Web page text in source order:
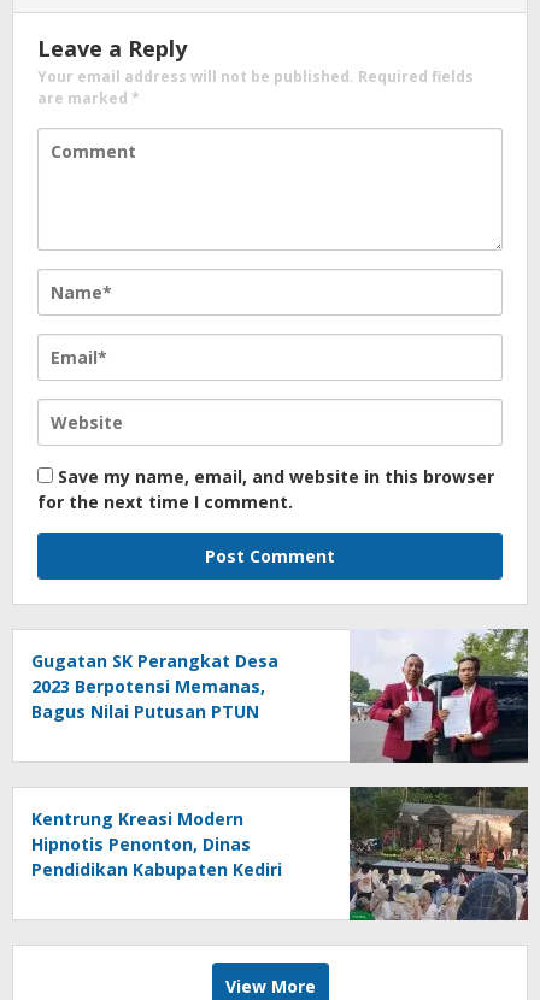
Leave a Reply
Your email address will not be published. Required fields
are marked *
Save my name, email, and website in this browser
for the next time I comment.
Gugatan SK Perangkat Desa
2023 Berpotensi Memanas,
Bagus Nilai Putusan PTUN
Kentrung Kreasi Modern
Hipnotis Penonton, Dinas
Pendidikan Kabupaten Kediri
View More